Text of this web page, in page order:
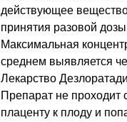
действующее
принятия разовой
Максимальная
среднем выявляется
Лекарство
Препарат не проходит
плаценту к плоду и